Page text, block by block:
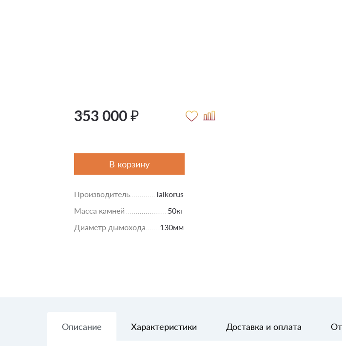
353 000 ₽
В корзину
Производитель
Talkorus
Масса камней
50кг
Диаметр дымохода
130мм
Описание Характеристики Доставка и оплата